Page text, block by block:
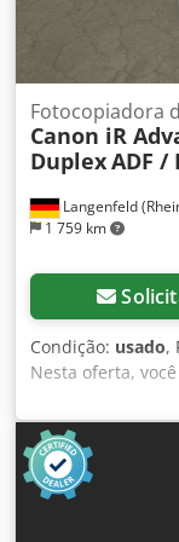
Langenfeld
1 759 km
Fotocopiadora
Canon iR
DuplexADF /
Condição: usado,
Nesta oferta,
usada, modelo
venda: 1 x Canon
características:
Inclui alimentador
alimentador